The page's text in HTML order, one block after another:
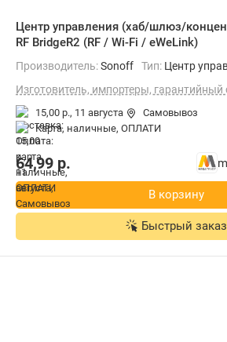
Центр управления (хаб/шлюз/
RF BridgeR2 (RF / Wi-Fi / eWeLink)
Производитель:Sonoff Тип: Центр
Изготовитель, импортеры, гарантийный
15,00 р., 11 августа
Самовывоз
карта, наличные, ОПЛАТИ
64,99 р.
В корзину
Быстрый заказ